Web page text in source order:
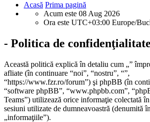
Acasă Prima pagină
Acum este 08 Aug 2026
Ora este UTC+03:00 Europe/
- Politica de confidenţialitate
Această politică explică în detaliu cum „”
afliate (în continuare “noi”, “nostru”, “”,
“https://www.fzr.ro/forum”) şi phpBB (în
“software phpBB”, “www.phpbb.com”,
Teams”) utilizează orice informaţie colectată
sesiuni utilizate de dumneavoastră (denumită
„informaţiile”).